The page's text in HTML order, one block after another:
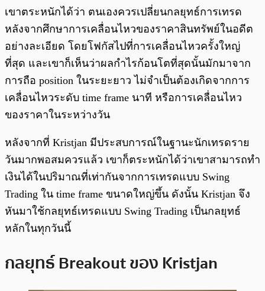
เขาตระหนักได้ว่า ตนเองควรเปลี่ยนกลยุทธ์การเทรด
หลังจากศึกษาการเคลื่อนไหวของราคาสินทรัพย์ในอดีต
อย่างละเอียด โดยโฟกัสไปที่การเคลื่อนไหวครั้งใหญ่
ที่สุด และเขาก็เห็นว่าผลกำไรก้อนโตที่สุดนั้นมักมาจาก
การถือ position ในระยะยาว ไม่จำเป็นต้องเกิดจากการ
เคลื่อนไหวระดับ time frame นาที หรือการเคลื่อนไหว
ของราคาในระหว่างวัน
หลังจากที่ Kristjan มีประสบการณ์ในฐานะนักเทรดราย
วันมากพอสมควรแล้ว เขาก็ตระหนักได้ว่าเขาสามารถทำ
เงินได้ในปริมาณที่เท่ากันจากการเทรดแบบ Swing
Trading ใน time frame ขนาดใหญ่ขึ้น ดังนั้น Kristjan จึง
หันมาใช้กลยุทธ์เทรดแบบ Swing Trading เป็นกลยุทธ์
หลักในทุกวันนี้
กลยุทธ์ Breakout ของ Kristjan